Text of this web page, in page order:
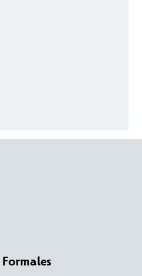
Formales